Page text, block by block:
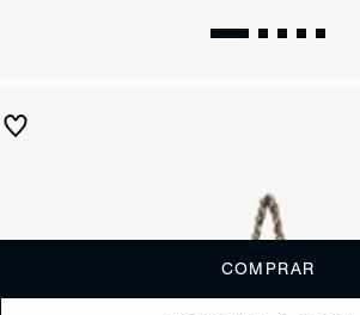
de cashback
COMPRAR